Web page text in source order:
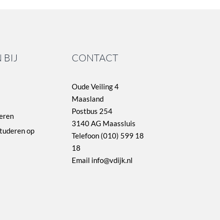
BIJ
op
CONTACT
Oude Veiling 4
Maasland
Postbus 254
3140 AG Maassluis
Telefoon (010) 599 18
18
Email info@vdijk.nl